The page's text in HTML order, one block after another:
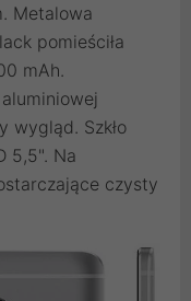
Metalowa
pomieściła
mAh.
wygląd. Szkło
5,5". Na
czysty